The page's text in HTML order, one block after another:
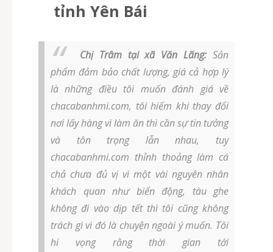
tỉnh Yên Bái
Chị Trâm tại xã Văn Lãng: Sản
phẩm đảm bảo chất lượng, giá cả hợp lý
là những điều tôi muốn đánh giá về
chacabanhmi.com, tôi hiếm khi thay đổi
nơi lấy hàng vì làm ăn thì cần sự tin tưởng
và tôn trọng lẫn nhau, tuy
chacabanhmi.com thỉnh thoảng làm cá
chả chưa đủ vị vì một vài nguyên nhân
khách quan như biển động, tàu ghe
không đi vào dịp tết thì tôi cũng không
trách gì vì đó là chuyện ngoài ý muốn. Tôi
hi vọng rằng thời gian tới